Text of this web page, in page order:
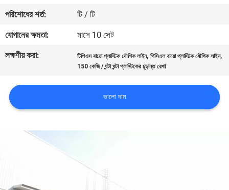
খবর
কেস
সাইট
ম্যাপ
PRIVACY
পরিশোধের শর্ত:
টি / টি
যোগানের ক্ষমতা:
মাসে 10 সেট
লক্ষণীয় করা:
টিপিএস বায়ো প্লাস্টিক যৌগিক লাইন,পিসিএল বায়ো প্লাস্টিক যৌগিক লাইন,
150 কেজি / ঘন্টা ঘন্টা প্লাস্টিকের চূড়ান্ত রেখা
ভালো দাম